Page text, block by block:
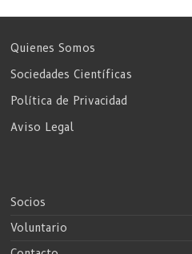
Quienes Somos
Sociedades Científicas
Política de Privacidad
Aviso Legal
Socios
Voluntario